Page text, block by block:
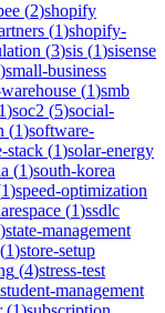
(2)shopify
(1)shopify-
(3)sis (1)sisense
)small-business
(1)smb
1)soc2 (5)social-
(1)software-
stack (1)solar-energy
(1)south-korea
1)speed-optimization
(1)ssdlc
)state-management
(1)store-setup
(4)stress-test
student-management